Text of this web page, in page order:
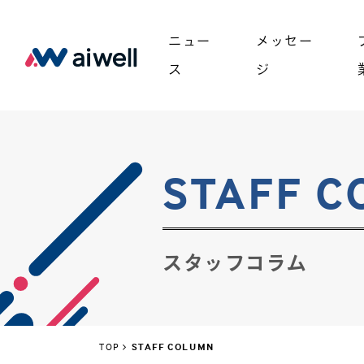
ニュー
ス
メッセー
ジ
STAFF
スタッフコラム
TOP STAFF COLUMN